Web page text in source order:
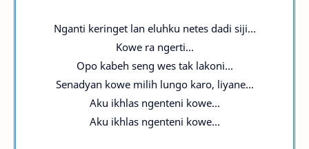
Nganti keringet lan eluhku netes dadi siji...
Kowe ra ngerti...
Opo kabeh seng wes tak lakoni...
Senadyan kowe milih lungo karo, liyane...
Aku ikhlas ngenteni kowe...
Aku ikhlas ngenteni kowe...